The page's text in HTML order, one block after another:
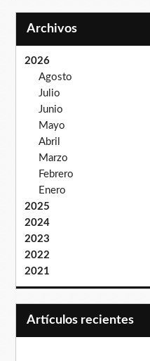
Archivos
2026
Agosto
Julio
Junio
Mayo
Abril
Marzo
Febrero
Enero
2025
2024
2023
2022
2021
Artículos recientes